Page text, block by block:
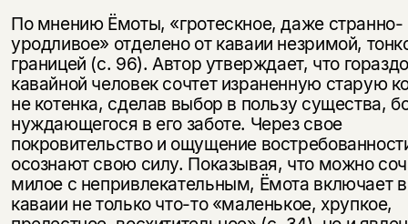
По мнению Ёмоты, «гротескное, даже странно-
уродливое» отделено от каваии незримой,
границей (с. 96). Автор утверждает, что
кавайной человек сочтет израненную старую
не котенка, сделав выбор в пользу существа,
нуждающегося в его заботе. Через свое
покровительство и ощущение
осознают свою силу. Показывая, что можно
милое с непривлекательным, Ёмота включает в
каваии не только что-то «маленькое, хрупкое,
Раз в неделю мы отправляем рассылку
о книгах и событиях «НЛО».
За подписку дарим промокод на
скидку 15%
Я соглашаюсь сПолитикой конфиденциальности
Вы можете подписаться на
уведомления, и при поступлении книги
на склад получить письмо на указанный
электронный адрес.
Я соглашаюсь сПолитикой конфиденциальности
Эта книга
не предназначена для
несовершеннолетних
Скажите, пожалуйста,
вам уже исполнилось 18 лет?